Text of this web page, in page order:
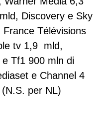
Discovery e Sky
Télévisions
tv 1,9 mld,
Tf1 900 mln di
e Channel 4
per NL)